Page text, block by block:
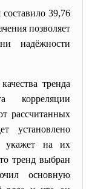
составило 39,76
позволяет
надёжности
тренда
корреляции
рассчитанных
установлено
укажет на их
тренд выбран
основную